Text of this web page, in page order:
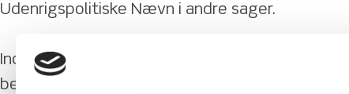
Udenrigspolitiske Nævn i andre sager.
Indstillingen fra Det Udenrigspolitiske Nævn og
beslutning, et flertal i Folketingets Præsidium